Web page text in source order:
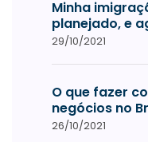
Minha
planejado, e
29/10/2021
O que fazer
negócios no
26/10/2021